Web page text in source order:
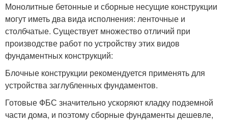
Монолитные бетонные и сборные несущие конструкции
могут иметь два вида исполнения: ленточные и
столбчатые. Существует множество отличий при
производстве работ по устройству этих видов
фундаментных конструкций:
Блочные конструкции рекомендуется применять для
устройства заглубленных фундаментов.
Готовые ФБС значительно ускоряют кладку подземной
части дома, и поэтому сборные фундаменты дешевле,